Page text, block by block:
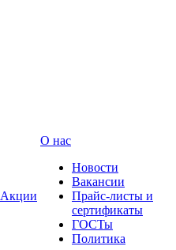
Акции
О нас
Новости
Вакансии
Прайс-листы и
сертификаты
ГОСТы
Политика